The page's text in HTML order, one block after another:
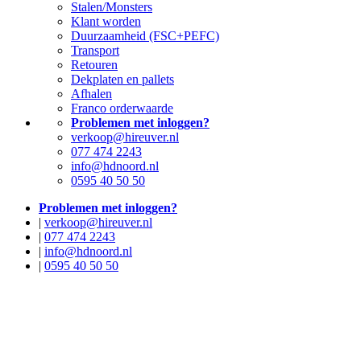
Stalen/Monsters
Klant worden
Duurzaamheid (FSC+PEFC)
Transport
Retouren
Dekplaten en pallets
Afhalen
Franco orderwaarde
Problemen met inloggen?
verkoop@hireuver.nl
077 474 2243
info@hdnoord.nl
0595 40 50 50
Problemen met inloggen?
| verkoop@hireuver.nl
| 077 474 2243
| info@hdnoord.nl
| 0595 40 50 50